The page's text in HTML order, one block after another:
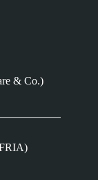
& Co.)